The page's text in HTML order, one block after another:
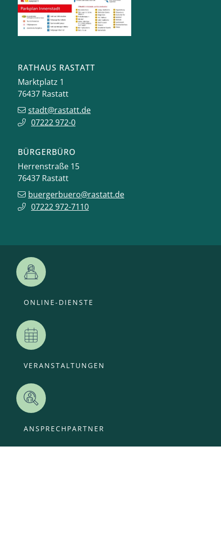
RATHAUS RASTATT
Marktplatz 1
76437 Rastatt
stadt@rastatt.de
07222 972-0
BÜRGERBÜRO
Herrenstraße 15
76437 Rastatt
buergerbuero@rastatt.de
07222 972-7110
ONLINE-DIENSTE
VERANSTALTUNGEN
ANSPRECHPARTNER